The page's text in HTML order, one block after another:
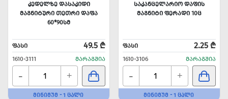
ᲙᲔᲓᲔᲚᲖᲔ ᲓᲐᲡᲐᲙᲘᲓᲘ
ᲛᲐᲒᲜᲘᲢᲣᲠᲘ ᲗᲔᲗᲠᲘ ᲓᲐᲤᲐ
60*90ᲡᲛ
ᲤᲐᲡᲘ 49.5 ₾
1610-3111 ᲛᲐᲠᲐᲒᲨᲘᲐ
- +
ᲛᲘᲜᲘᲛᲣᲛ - 1 ᲪᲐᲚᲘ
ᲡᲐᲙᲐᲜᲪᲔᲚᲐᲠᲘᲝ ᲓᲐᲤᲘᲡ
ᲛᲐᲒᲜᲘᲢᲘ ᲤᲔᲠᲐᲓᲘ 10Ც
ᲤᲐᲡᲘ 2.25 ₾
1610-3106 ᲛᲐᲠᲐᲒᲨᲘᲐ
- +
ᲛᲘᲜᲘᲛᲣᲛ - 1 ᲪᲐᲚᲘ